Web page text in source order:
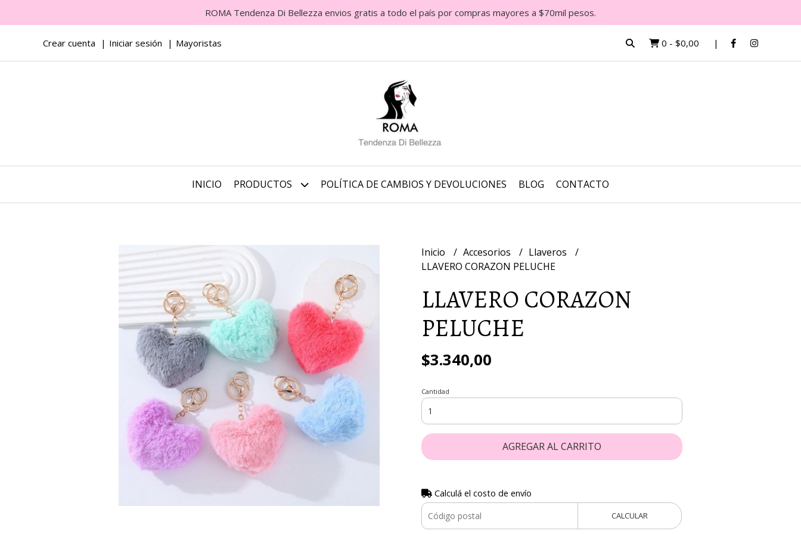
ROMA Tendenza Di Bellezza envios gratis a todo el país por compras mayores a $70mil pesos.
Crear cuenta Iniciar sesión Mayoristas 0 - $0,00
INICIO PRODUCTOS POLÍTICA DE CAMBIOS Y DEVOLUCIONES BLOG CONTACTO
Inicio Accesorios
Llaveros
LLAVERO CORAZON PELUCHE
LLAVERO CORAZON
PELUCHE
$3.340,00
Cantidad
AGREGAR AL CARRITO
Calculá el costo de envío
CALCULAR